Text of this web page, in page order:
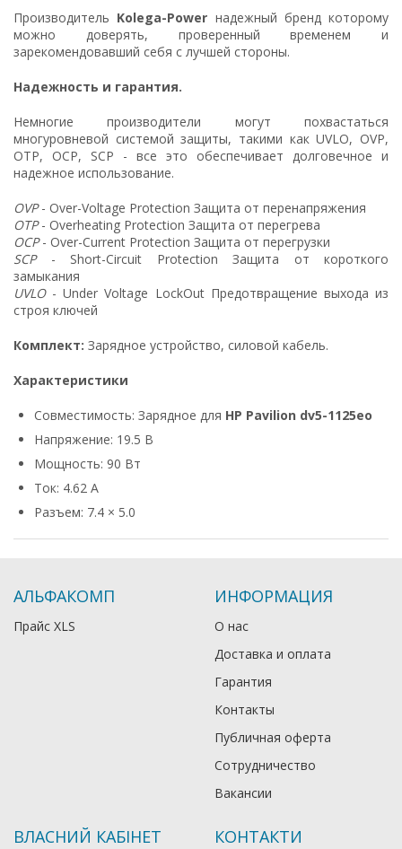
Производитель Kolega-Power надежный бренд которому
можно доверять, проверенный временем и
зарекомендовавший себя с лучшей стороны.
Надежность и гарантия.
Немногие производители могут похвастаться
многуровневой системой защиты, такими как UVLO, OVP,
OTP, OCP, SCP - все это обеспечивает долговечное и
надежное использование.
OVP- Over-Voltage Protection Защита от перенапряжения
OTP- Overheating Protection Защита от перегрева
OCP- Over-Current Protection Защита от перегрузки
SCP- Short-Circuit Protection Защита от короткого
замыкания
UVLO- Under Voltage LockOut Предотвращение выхода из
строя ключей
Комплект: Зарядное устройство, силовой кабель.
Характеристики
Совместимость: Зарядное для HP Pavilion dv5-1125eo
Напряжение: 19.5 В
Мощность: 90 Вт
Ток: 4.62 А
Разъем: 7.4 × 5.0
АЛЬФАКОМП
Прайс XLS
ИНФОРМАЦИЯ
О нас
Доставка и оплата
Гарантия
Контакты
Публичная оферта
Сотрудничество
Вакансии
ВЛАСНИЙ КАБІНЕТ КОНТАКТИ